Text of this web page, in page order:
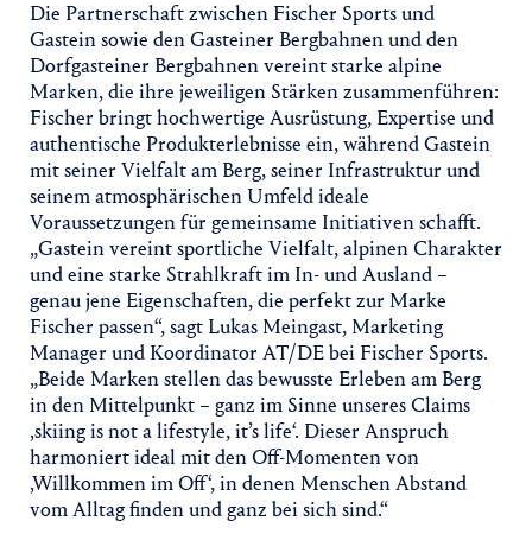
Die Partnerschaft zwischen Fischer Sports und
Gastein sowie den Gasteiner Bergbahnen und den
Dorfgasteiner Bergbahnen vereint starke alpine
Marken, die ihre jeweiligen Stärken zusammenführen:
Fischer bringt hochwertige Ausrüstung, Expertise und
authentische Produkterlebnisse ein, während Gastein
mit seiner Vielfalt am Berg, seiner Infrastruktur und
seinem atmosphärischen Umfeld ideale
Voraussetzungen für gemeinsame Initiativen schafft.
„Gastein vereint sportliche Vielfalt, alpinen Charakter
und eine starke Strahlkraft im In- und Ausland –
genau jene Eigenschaften, die perfekt zur Marke
Fischer passen“, sagt Lukas Meingast, Marketing
Manager und Koordinator AT/DE bei Fischer Sports.
„Beide Marken stellen das bewusste Erleben am Berg
in den Mittelpunkt – ganz im Sinne unseres Claims
‚skiing is not a lifestyle, it’s life‘. Dieser Anspruch
harmoniert ideal mit den Off-Momenten von
‚Willkommen im Off‘, in denen Menschen Abstand
vom Alltag finden und ganz bei sich sind.“